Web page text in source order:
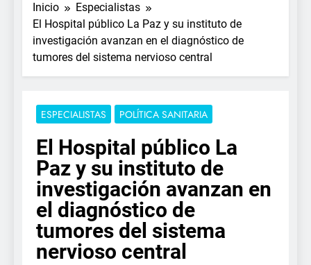
Inicio
Especialistas
El Hospital público La Paz y su instituto de
investigación avanzan en el diagnóstico de
tumores del sistema nervioso central
ESPECIALISTAS POLÍTICA SANITARIA
El Hospital público La
Paz y su instituto de
investigación avanzan en
el diagnóstico de
tumores del sistema
nervioso central